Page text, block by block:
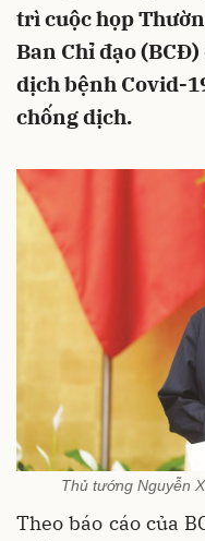
trì cuộc họp
Ban Chỉ đạo
dịch bệnh Covid-
chống dịch.
Thủ tướng Nguyễn
Theo báo cáo của